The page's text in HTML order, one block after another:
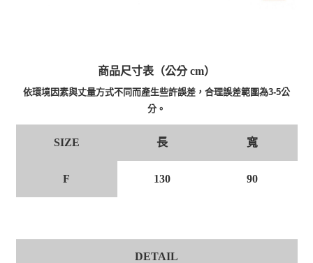
商品尺寸表（公分 cm）
依環境因素與丈量方式不同而產生些許誤差，合理誤差範圍為3-5公
分。
SIZE 長 寬
F 130 90
DETAIL